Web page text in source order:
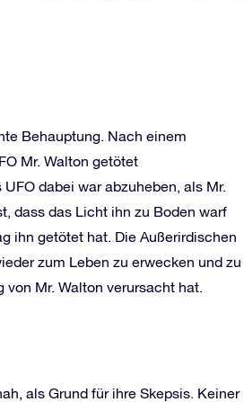
Behauptung. Nach einem
Mr. Walton getötet
dabei war abzuheben, als Mr.
dass das Licht ihn zu Boden warf
ihn getötet hat. Die Außerirdischen
zum Leben zu erwecken und zu
von Mr. Walton verursacht hat.
als Grund für ihre Skepsis. Keiner